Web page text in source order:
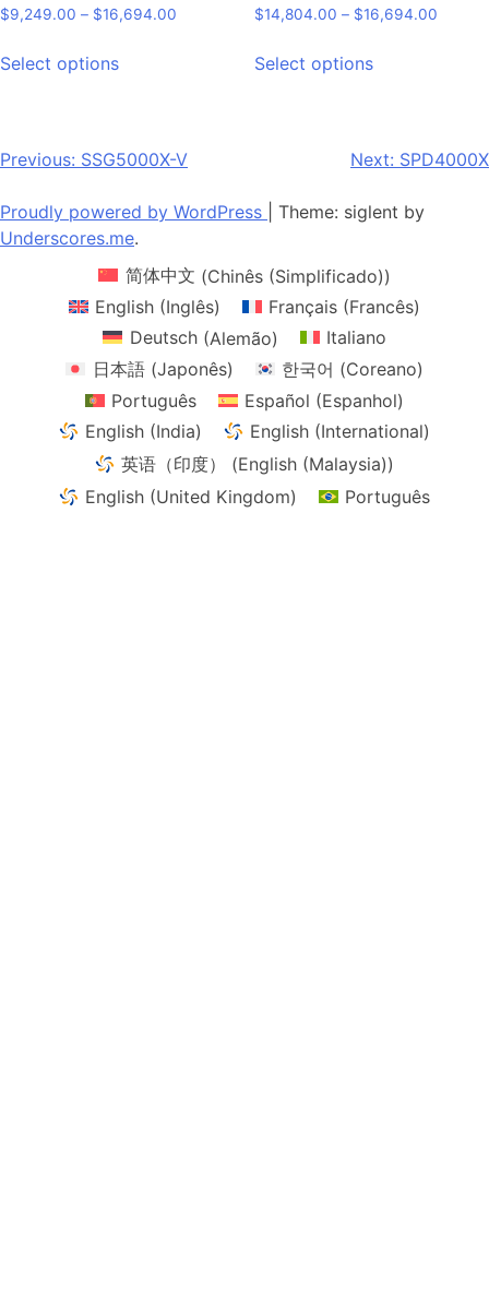
$9,249.00 – $16,694.00
Select optionsproduct
variants.
The
options
may
be
chosen
on
the
product
page
$14,804.00 – $16,694.00Price
Select optionsproduct
variants.
The
options
chosen
on
the
product
Post
navigation
Previous: SSG5000X-V Next: SPD4000X
Proudly powered by WordPress
Theme: siglent by
Underscores.me.
简体中文 (Chinês (Simplificado))
English (Inglês) Français (Francês)
Deutsch(Alemão)
Italiano
日本語(Japonês) 한국어 (Coreano)
Português
Español (Espanhol)
English (India)
English (International)
英语（印度）
(English (Malaysia))
English (United Kingdom)
Português